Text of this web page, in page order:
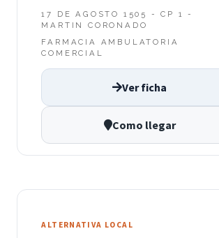
17 DE AGOSTO 1505 - CP 1 -
MARTIN CORONADO
FARMACIA AMBULATORIA
COMERCIAL
Ver ficha
Como llegar
ALTERNATIVA LOCAL